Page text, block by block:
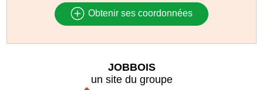
Obtenir ses coordonnées
JOBBOIS
un site du groupe